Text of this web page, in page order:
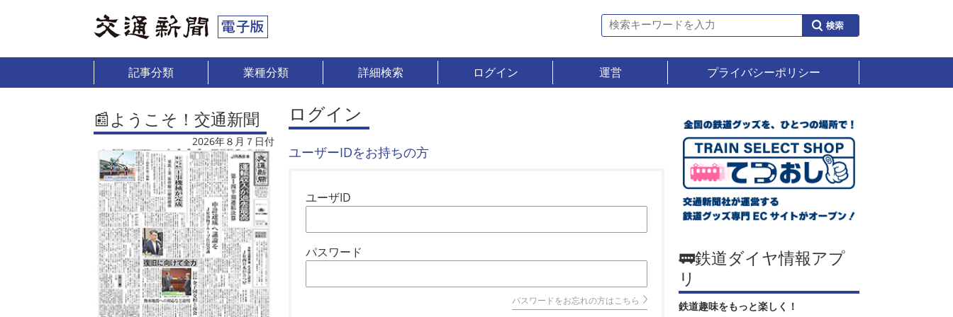
記事分類 業種分類 詳細検索 ログイン 運営 プライバシーポリシー
📰ようこそ！交通新聞
2026年８月７日付
ログイン
ユーザーIDをお持ちの方
ユーザID
パスワード
パスワードをお忘れの方はこちら
🚃鉄道ダイヤ情報アプ
リ
鉄道趣味をもっと楽しく！